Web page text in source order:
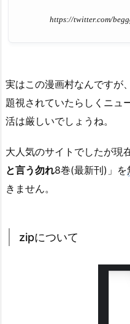
https://twitter.com/
実はこの漫画村なんですが
題視されていたらしくニュ
活は厳しいでしょうね。
大人気のサイトでしたが現
と言う勿れ8巻(最新刊)」を
きません。
zipについて